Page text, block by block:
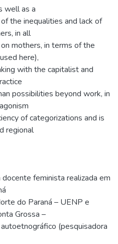
well as a
the inequalities and lack of
in all
mothers, in terms of the
here),
with the capitalist and
possibilities beyond work, in
of categorizations and is
regional
feminista realizada em
do Paraná – UENP e
Grossa –
(pesquisadora